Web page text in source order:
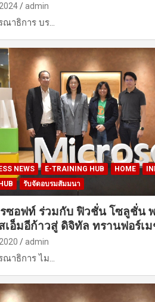
admin
ณาธิการ บร…
NEWS E-TRAINING HUB HOME
รับจัดอบรมสัมมนา
ซอฟท์ ร่วมกับ ฟิวชั่น โซลูชั่น
เอ็มอีก้าวสู่ ดิจิทัล ทรานฟอร์เ
admin
ณาธิการ ไม…